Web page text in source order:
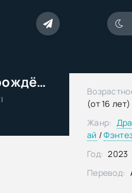
Магическая революция перерождённой принцессы и гениальной леди
(от 16 лет)
Жанр:
ай /
Год: 2023
Перевод: